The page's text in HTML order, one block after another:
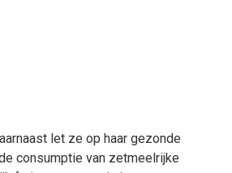
let ze op haar gezonde
consumptie van zetmeelrijke